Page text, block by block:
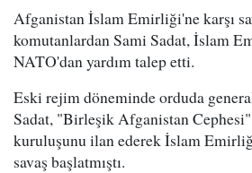
Afganistan İslam Emirliği'ne karşı
komutanlardan Sami Sadat, İslam
NATO'dan yardım talep etti.
Eski rejim döneminde orduda
Sadat, "Birleşik Afganistan
kuruluşunu ilan ederek İslam
savaş başlatmıştı.